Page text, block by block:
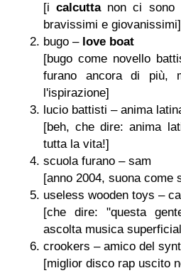
[icalcuttanon ci sono
bravissimi e giovanissimi]
bugo – love boat
[bugo come novello
furano ancora di più,
l'ispirazione]
lucio battisti – anima
[beh, che dire: anima
tutta la vita!]
scuola furano – sam
[anno 2004, suona come
useless wooden toys –
[che dire: "questa
ascolta musica
crookers – amico del
[miglior disco rap uscito